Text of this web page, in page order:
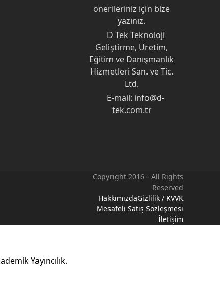
Yayıncılık.
önerileriniz için bize
yazınız.
D Tek Teknoloji
Geliştirme, Üretim,
Eğitim ve Danışmanlık
Hizmetleri San. ve Tic.
Ltd.
E-mail: info@d-
tek.com.tr
Copyright 2016 - All Rights
Reserved
HakkımızdaGizlilik / KVVK
Mesafeli Satış Sözleşmesi
İletişim